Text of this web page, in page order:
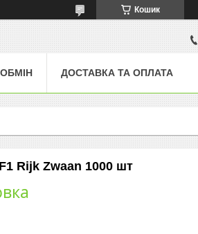
Кошик
ДОСТАВКА ТА ОПЛАТА
Rijk Zwaan 1000 шт